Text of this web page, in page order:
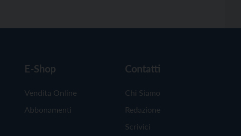
E-Shop
Vendita Online
Abbonamenti
Contatti
Chi Siamo
Redazione
Scrivici